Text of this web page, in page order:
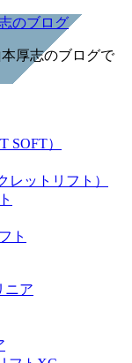
のブログ
厚志のブログで
SOFT）
レットリフト）
ト
ニア